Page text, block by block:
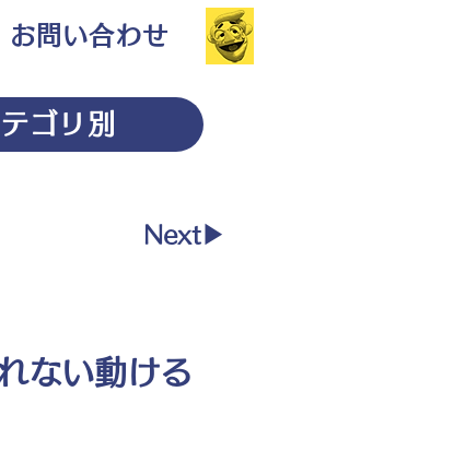
お問い合わせ
ゴリ別
Next▶︎
ない動ける